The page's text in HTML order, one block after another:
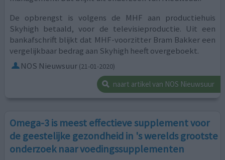
De opbrengst is volgens de MHF aan productiehuis
Skyhigh betaald, voor de televisieproductie. Uit een
bankafschrift blijkt dat MHF-voorzitter Bram Bakker een
vergelijkbaar bedrag aan Skyhigh heeft overgeboekt.
NOS Nieuwsuur (21-01-2020)
naart artikel van NOS Nieuwsuur
Omega-3 is meest effectieve supplement voor
de geestelijke gezondheid in 's werelds grootste
onderzoek naar voedingssupplementen